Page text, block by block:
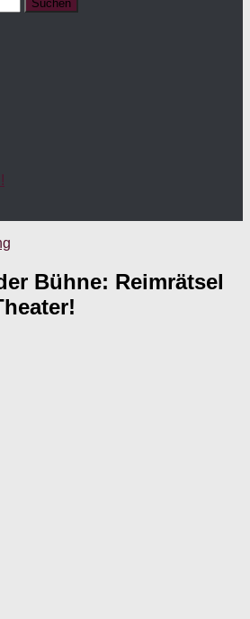
Bühne: Reimrätsel